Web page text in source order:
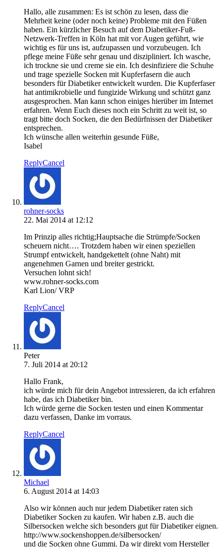
Hallo, alle zusammen: Es ist schön zu lesen, dass die
Mehrheit keine (oder noch keine) Probleme mit den Füßen
haben. Ein kürzlicher Besuch auf dem Diabetiker-Fuß-
Netzwerk-Treffen in Köln hat mit vor Augen geführt, wie
wichtig es für uns ist, aufzupassen und vorzubeugen. Ich
pflege meine Füße sehr genau und diszipliniert. Ich wasche,
ich trockne sie und creme sie ein. Ich desinfiziere die Schuhe
und trage spezielle Socken mit Kupferfasern die auch
besonders für Diabetiker entwickelt wurden. Die Kupferfaser
hat antimikrobielle und fungizide Wirkung und schützt ganz
ausgesprochen. Man kann schon einiges hierüber im Internet
erfahren. Wenn Euch dieses noch ein Schritt zu weit ist, so
tragt bitte doch Socken, die den Bedürfnissen der Diabetiker
entsprechen.
Ich wünsche allen weiterhin gesunde Füße,
Isabel
ReplyCancel
rohner-socks
22. Mai 2014 at 12:12
Im Prinzip alles richtig;Hauptsache die Strümpfe/Socken
scheuern nicht…. Trotzdem haben wir einen speziellen
Strumpf entwickelt, handgekettelt (ohne Naht) mit
angenehmen Garnen und breiter gestrickt.
Versuchen lohnt sich!
www.rohner-socks.com
Karl Lion/ VRP
ReplyCancel
Peter
7. Juli 2014 at 20:12
Hallo Frank,
ich würde mich für dein Angebot intressieren, da ich erfahren
habe, das ich Diabetiker bin.
Ich würde gerne die Socken testen und einen Kommentar
dazu verfassen, Danke im vorraus.
ReplyCancel
Michael
6. August 2014 at 14:03
Also wir können auch nur jedem Diabetiker raten sich
Diabetiker Socken zu kaufen. Wir haben z.B. auch die
Silbersocken welche sich besonders gut für Diabetiker eignen.
http://www.sockenshoppen.de/silbersocken/
und die Socken ohne Gummi. Da wir direkt vom Hersteller